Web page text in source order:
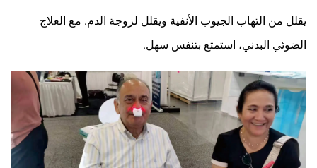
يقلل من التهاب الجيوب الأنفية ويقلل لزوجة الدم. مع العلاج
الضوئي البدني، استمتع بتنفس سهل.